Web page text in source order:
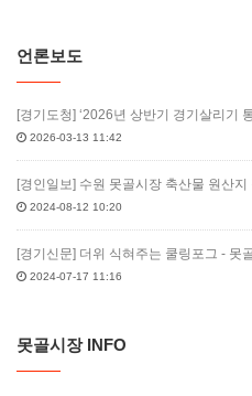
언론보도
[경기도청] ‘2026년 상반기 경기살리기
2026-03-13 11:42
[경인일보] 수원 못골시장 축산물 원산
2024-08-12 10:20
[경기신문] 더위 식혀주는 쿨링포그 - 못
2024-07-17 11:16
못골시장 INFO